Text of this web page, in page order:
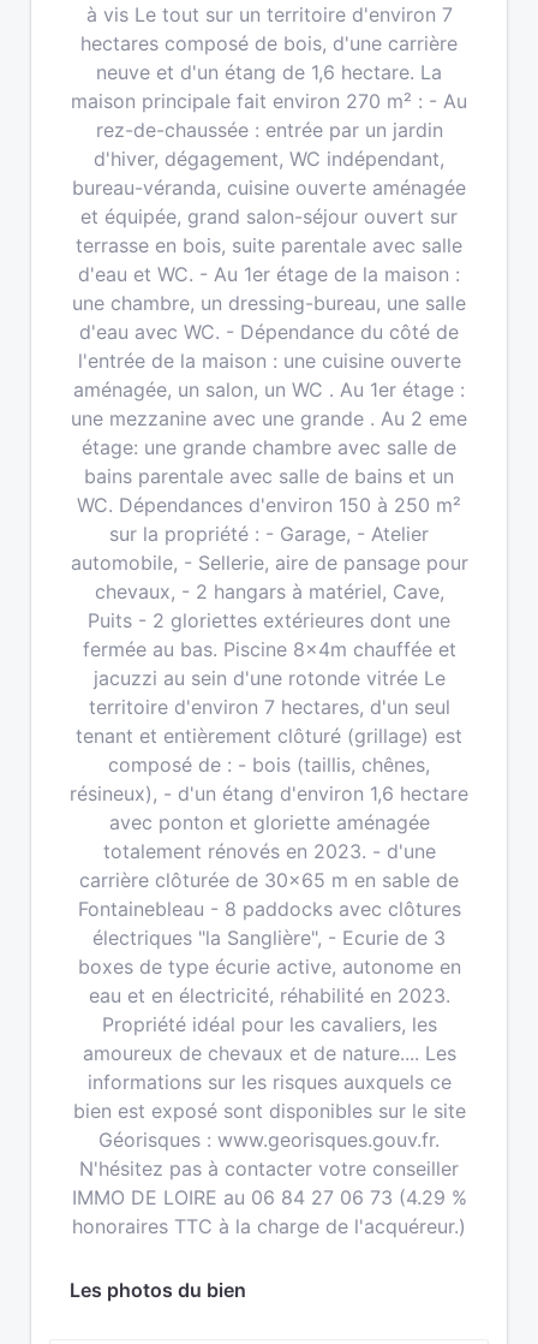
à vis Le tout sur un territoire d'environ 7
hectares composé de bois, d'une carrière
neuve et d'un étang de 1,6 hectare. La
maison principale fait environ 270 m² : - Au
rez-de-chaussée : entrée par un jardin
d'hiver, dégagement, WC indépendant,
bureau-véranda, cuisine ouverte aménagée
et équipée, grand salon-séjour ouvert sur
terrasse en bois, suite parentale avec salle
d'eau et WC. - Au 1er étage de la maison :
une chambre, un dressing-bureau, une salle
d'eau avec WC. - Dépendance du côté de
l'entrée de la maison : une cuisine ouverte
aménagée, un salon, un WC . Au 1er étage :
une mezzanine avec une grande . Au 2 eme
étage: une grande chambre avec salle de
bains parentale avec salle de bains et un
WC. Dépendances d'environ 150 à 250 m²
sur la propriété : - Garage, - Atelier
automobile, - Sellerie, aire de pansage pour
chevaux, - 2 hangars à matériel, Cave,
Puits - 2 gloriettes extérieures dont une
fermée au bas. Piscine 8x4m chauffée et
jacuzzi au sein d'une rotonde vitrée Le
territoire d'environ 7 hectares, d'un seul
tenant et entièrement clôturé (grillage) est
composé de : - bois (taillis, chênes,
résineux), - d'un étang d'environ 1,6 hectare
avec ponton et gloriette aménagée
totalement rénovés en 2023. - d'une
carrière clôturée de 30x65 m en sable de
Fontainebleau - 8 paddocks avec clôtures
électriques "la Sanglière", - Ecurie de 3
boxes de type écurie active, autonome en
eau et en électricité, réhabilité en 2023.
Propriété idéal pour les cavaliers, les
amoureux de chevaux et de nature.... Les
informations sur les risques auxquels ce
bien est exposé sont disponibles sur le site
Géorisques : www.georisques.gouv.fr.
N'hésitez pas à contacter votre conseiller
IMMO DE LOIRE au 06 84 27 06 73 (4.29 %
honoraires TTC à la charge de l'acquéreur.)
Les photos du bien